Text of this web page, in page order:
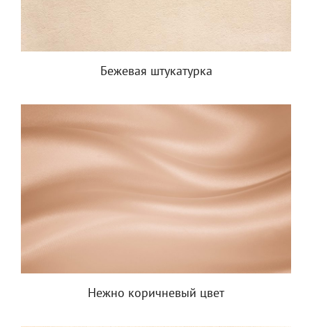
Бежевая штукатурка
Нежно коричневый цвет